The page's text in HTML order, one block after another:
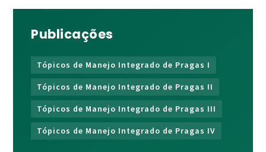
Publicações
Tópicos de Manejo Integrado de Pragas I
Tópicos de Manejo Integrado de Pragas II
Tópicos de Manejo Integrado de Pragas III
Tópicos de Manejo Integrado de Pragas IV